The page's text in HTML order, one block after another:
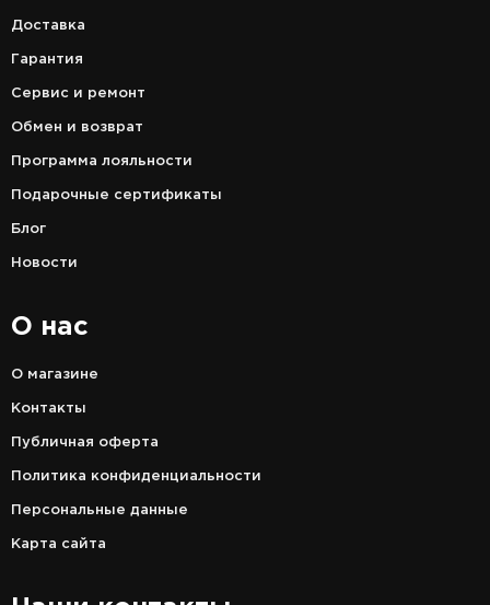
Доставка
Гарантия
Сервис и ремонт
Обмен и возврат
Программа лояльности
Подарочные сертификаты
Блог
Новости
О нас
О магазине
Контакты
Публичная оферта
Политика конфиденциальности
Персональные данные
Карта сайта